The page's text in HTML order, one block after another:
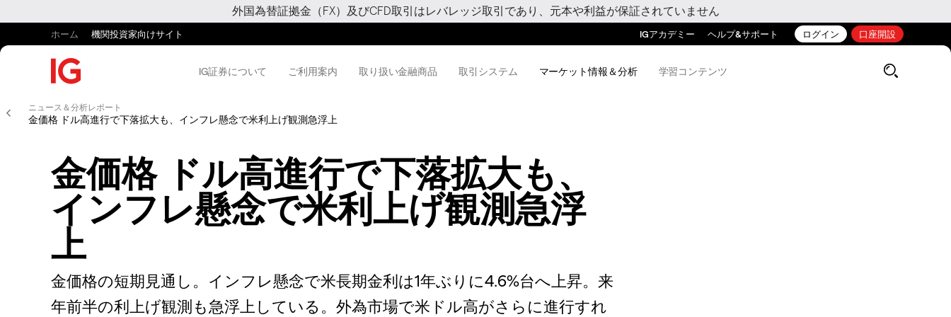
外国為替証拠金（FX）及びCFD取引はレバレッジ取引であり、元本や利益が保証されていません
ホーム 機関投資家向けサイト IGアカデミー ヘルプ&サポート ログイン 口座開設
IG証券について ご利用案内 取り扱い金融商品 取引システム マーケット情報＆分析 学習コンテンツ
ニュース＆分析レポート
金価格 ドル高進行で下落拡大も、インフレ懸念で米利上げ観測急浮上
金価格 ドル高進行で下落拡大も、
インフレ懸念で米利上げ観測急浮
上
金価格の短期見通し。インフレ懸念で米長期金利は1年ぶりに4.6%台へ上昇。来
年前半の利上げ観測も急浮上している。外為市場で米ドル高がさらに進行すれ